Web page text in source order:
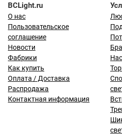
BCLight.ru
О нас
Пользовательское
соглашение
Новости
Фабрики
Как купить
Оплата / Доставка
Распродажа
Контактная информация